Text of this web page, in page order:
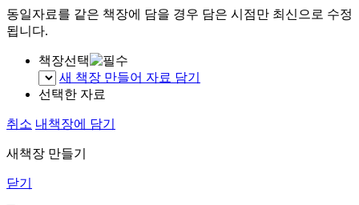
동일자료를 같은 책장에 담을 경우 담은 시점만 최신으로 수정
됩니다.
책장선택
새 책장 만들어 자료 담기
선택한 자료
취소 내책장에 담기
새책장 만들기
닫기